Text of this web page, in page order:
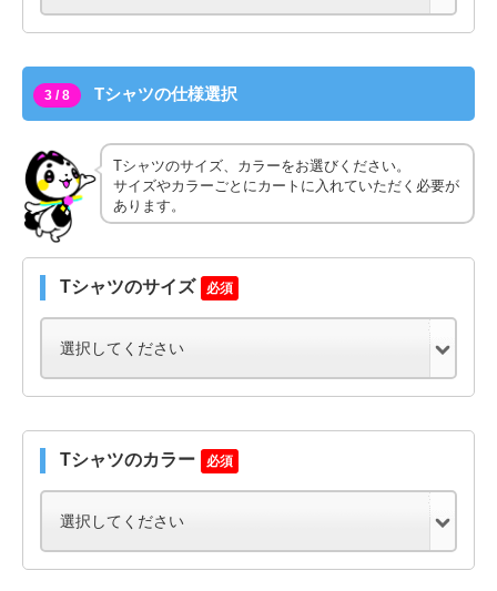
3 / 8 Tシャツの仕様選択
Tシャツのサイズ、カラーをお選びください。
サイズやカラーごとにカートに入れていただく必要が
あります。
Tシャツのサイズ 必須
Tシャツのカラー 必須